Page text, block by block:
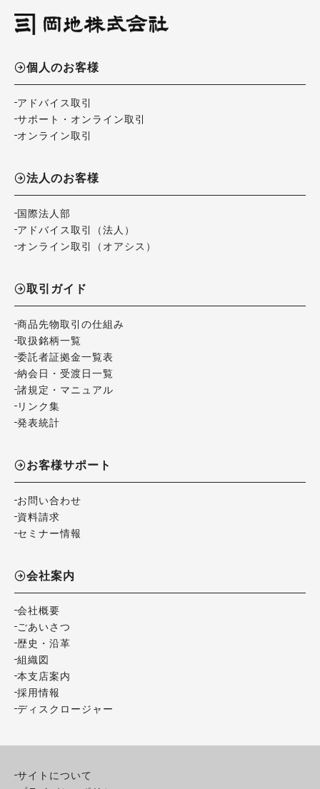
個人のお客様
アドバイス取引
サポート・オンライン取引
オンライン取引
法人のお客様
国際法人部
アドバイス取引（法人）
オンライン取引（オアシス）
取引ガイド
商品先物取引の仕組み
取扱銘柄一覧
委託者証拠金一覧表
納会日・受渡日一覧
諸規定・マニュアル
リンク集
発表統計
お客様サポート
お問い合わせ
資料請求
セミナー情報
会社案内
会社概要
ごあいさつ
歴史・沿革
組織図
本支店案内
採用情報
ディスクロージャー
サイトについて